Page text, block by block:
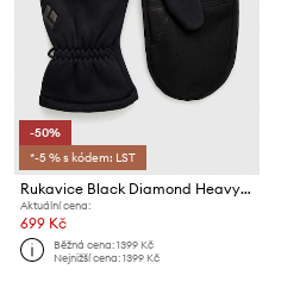
-50%
*-5 % s kódem: LST
Rukavice Black Diamond HeavyWeight ScreenTap
Aktuální cena:
699 Kč
Běžná cena:1399 Kč
Nejnižší cena:1399 Kč